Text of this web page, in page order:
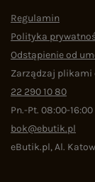
Regulamin
Polityka
Odstąpienie od
Zarządzaj plikami
22 290 10 80
Pn.-Pt. 08:00-16:00
bok@ebutik.pl
eButik.pl,Al.